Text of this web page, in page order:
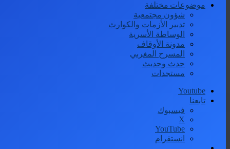
موضوعات مختلفة
شؤون مجتمعية
تدبير الأزمات والكوارث
الوساطة الأسرية
مدونة الأوقاف
المسرح المغربي
حدث وحديث
مستجدات
Youtube
تابعنا
فيسبوك
‫X
‫YouTube
انستقرام